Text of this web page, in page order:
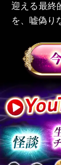
迎える最終
を、嘘偽り